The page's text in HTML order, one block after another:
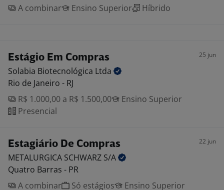
A combinar
Ensino Superior Híbrido
Estágio Em Compras 25 jun
Solabia Biotecnológica Ltda
Rio de Janeiro - RJ
R$ 1.000,00 a R$ 1.500,00
Ensino Superior
Presencial
Estagiário De Compras 22 jun
METALURGICA SCHWARZ S/A
Quatro Barras - PR
A combinar
Só estágios
Ensino Superior